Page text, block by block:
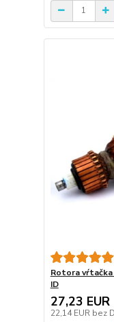
Rotora vŕtačka
ID
27,23 EUR
22,14 EUR bez